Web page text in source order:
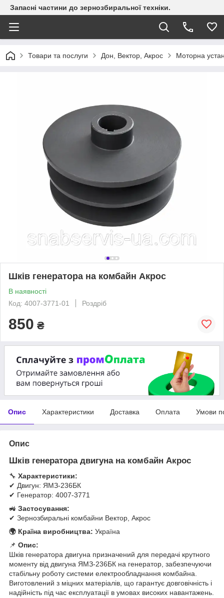
Запасні частини до зернозбиральної техніки.
Товари та послуги Дон, Вектор, Акрос Моторна
Шків генератора на комбайн Акрос
В наявності
Код: 4007-3771-01
Роздріб
850 ₴
Опис Характеристики Доставка Оплата Умови
Опис
Шків генератора двигуна на комбайн Акрос
🔧 Характеристики:
✔ Двигун: ЯМЗ-236БК
✔ Генератор: 4007-3771
🚜 Застосування:
✔ Зернозбиральні комбайни Вектор, Акрос
🌍 Країна виробництва: Україна
📌 Опис:
Шків генератора двигуна призначений для передачі крутного
моменту від двигуна ЯМЗ-236БК на генератор, забезпечуючи
стабільну роботу системи електрообладнання комбайна.
Виготовлений з міцних матеріалів, що гарантує довговічність і
надійність під час експлуатації в умовах високих навантажень.